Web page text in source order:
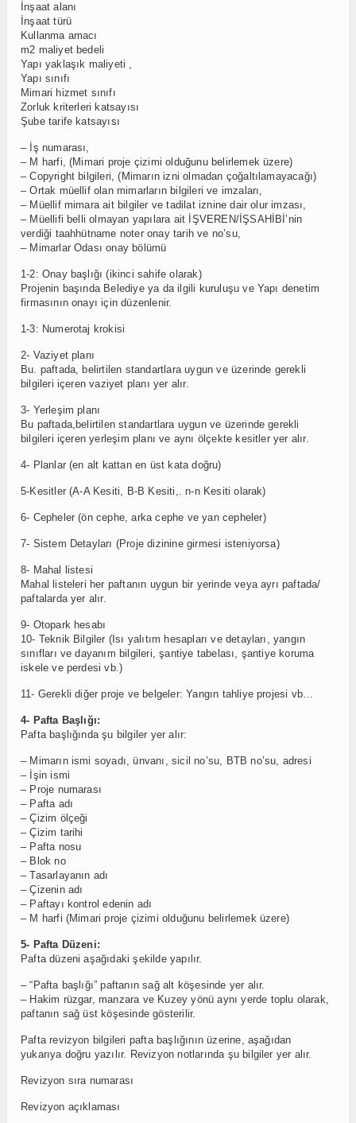
İnşaat alanı
İnşaat türü
Kullanma amacı
m2 maliyet bedeli
Yapı yaklaşık maliyeti ,
Yapı sınıfı
Mimari hizmet sınıfı
Zorluk kriterleri katsayısı
Şube tarife katsayısı
– İş numarası,
– M harfi, (Mimari proje çizimi olduğunu belirlemek üzere)
– Copyright bilgileri, (Mimarın izni olmadan çoğaltılamayacağı)
– Ortak müellif olan mimarların bilgileri ve imzaları,
– Müellif mimara ait bilgiler ve tadilat iznine dair olur imzası,
– Müellifi belli olmayan yapılara ait İŞVEREN/İŞSAHİBİ’nin
verdiği taahhütname noter onay tarih ve no’su,
– Mimarlar Odası onay bölümü
1-2: Onay başlığı (ikinci sahife olarak)
Projenin başında Belediye ya da ilgili kuruluşu ve Yapı denetim
firmasının onayı için düzenlenir.
1-3: Numerotaj krokisi
2- Vaziyet planı
Bu. paftada, belirtilen standartlara uygun ve üzerinde gerekli
bilgileri içeren vaziyet planı yer alır.
3- Yerleşim planı
Bu paftada,belirtilen standartlara uygun ve üzerinde gerekli
bilgileri içeren yerleşim planı ve aynı ölçekte kesitler yer alır.
4- Planlar (en alt kattan en üst kata doğru)
5-Kesitler (A-A Kesiti, B-B Kesiti,. n-n Kesiti olarak)
6- Cepheler (ön cephe, arka cephe ve yan cepheler)
7- Sistem Detayları (Proje dizinine girmesi isteniyorsa)
8- Mahal listesi
Mahal listeleri her paftanın uygun bir yerinde veya ayrı paftada/
paftalarda yer alır.
9- Otopark hesabı
10- Teknik Bilgiler (Isı yalıtım hesapları ve detayları, yangın
sınıfları ve dayanım bilgileri, şantiye tabelası, şantiye koruma
iskele ve perdesi vb.)
11- Gerekli diğer proje ve belgeler: Yangın tahliye projesi vb…
4- Pafta Başlığı:
Pafta başlığında şu bilgiler yer alır:
– Mimarın ismi soyadı, ünvanı, sicil no’su, BTB no’su, adresi
– İşin ismi
– Proje numarası
– Pafta adı
– Çizim ölçeği
– Çizim tarihi
– Pafta nosu
– Blok no
– Tasarlayanın adı
– Çizenin adı
– Paftayı kontrol edenin adı
– M harfi (Mimari proje çizimi olduğunu belirlemek üzere)
5- Pafta Düzeni:
Pafta düzeni aşağıdaki şekilde yapılır.
– “Pafta başlığı” paftanın sağ alt köşesinde yer alır.
– Hakim rüzgar, manzara ve Kuzey yönü aynı yerde toplu olarak,
paftanın sağ üst köşesinde gösterilir.
Pafta revizyon bilgileri pafta başlığının üzerine, aşağıdan
yukarıya doğru yazılır. Revizyon notlarında şu bilgiler yer alır.
Revizyon sıra numarası
Revizyon açıklaması